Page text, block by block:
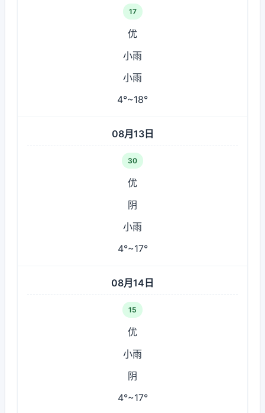
17
优
小雨
小雨
4°~18°
08月13日
30
优
阴
小雨
4°~17°
08月14日
15
优
小雨
阴
4°~17°